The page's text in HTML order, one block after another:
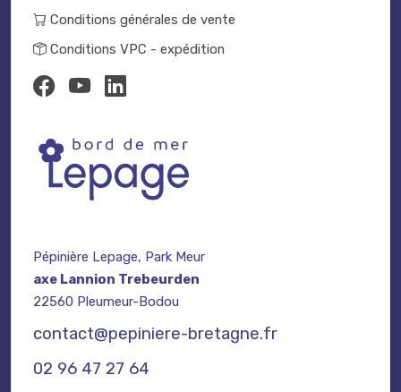
Conditions générales de vente
Conditions VPC - expédition
Pépinière Lepage, Park Meur
axe Lannion Trebeurden
22560 Pleumeur-Bodou
contact@pepiniere-bretagne.fr
02 96 47 27 64